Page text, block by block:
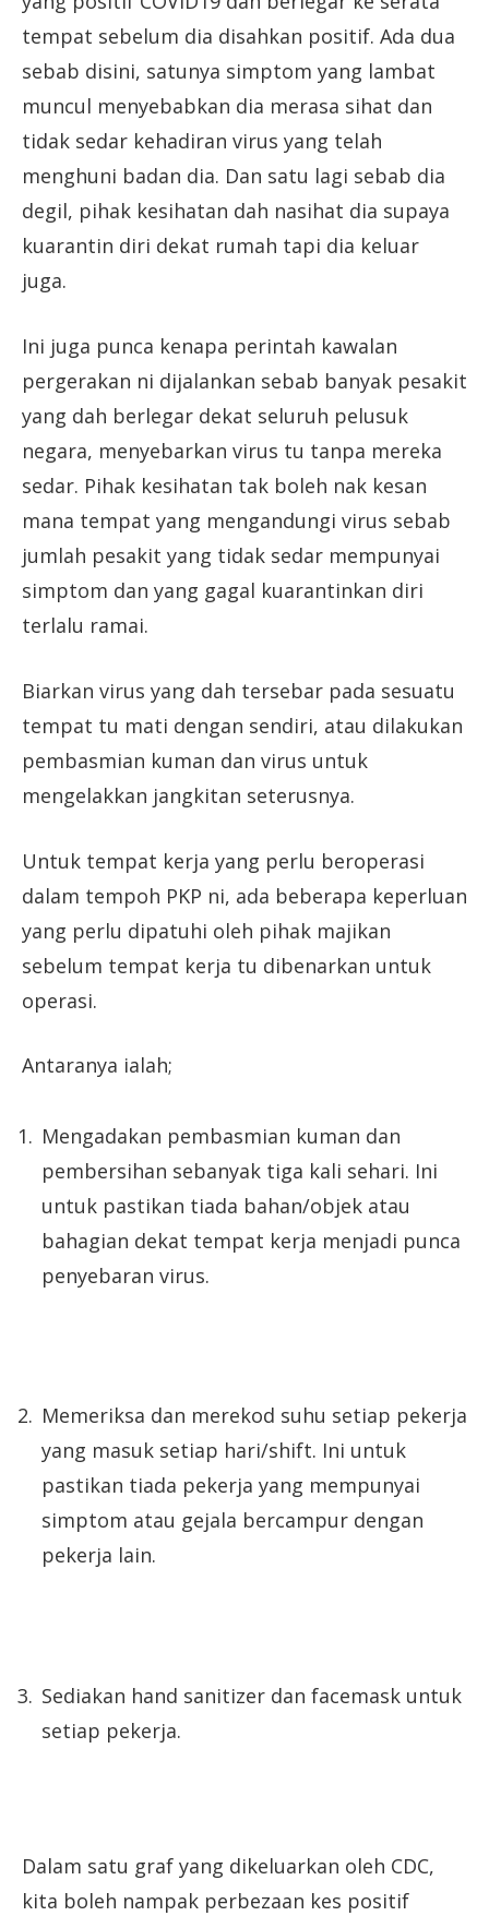
tempat sebelum dia disahkan positif. Ada dua
sebab disini, satunya simptom yang lambat
muncul menyebabkan dia merasa sihat dan
tidak sedar kehadiran virus yang telah
menghuni badan dia. Dan satu lagi sebab dia
degil, pihak kesihatan dah nasihat dia supaya
kuarantin diri dekat rumah tapi dia keluar
juga.
Ini juga punca kenapa perintah kawalan
pergerakan ni dijalankan sebab banyak pesakit
yang dah berlegar dekat seluruh pelusuk
negara, menyebarkan virus tu tanpa mereka
sedar. Pihak kesihatan tak boleh nak kesan
mana tempat yang mengandungi virus sebab
jumlah pesakit yang tidak sedar mempunyai
simptom dan yang gagal kuarantinkan diri
terlalu ramai.
Biarkan virus yang dah tersebar pada sesuatu
tempat tu mati dengan sendiri, atau dilakukan
pembasmian kuman dan virus untuk
mengelakkan jangkitan seterusnya.
Untuk tempat kerja yang perlu beroperasi
dalam tempoh PKP ni, ada beberapa keperluan
yang perlu dipatuhi oleh pihak majikan
sebelum tempat kerja tu dibenarkan untuk
operasi.
Antaranya ialah;
Mengadakan pembasmian kuman dan
pembersihan sebanyak tiga kali sehari. Ini
untuk pastikan tiada bahan/objek atau
bahagian dekat tempat kerja menjadi punca
penyebaran virus.
Memeriksa dan merekod suhu setiap pekerja
yang masuk setiap hari/shift. Ini untuk
pastikan tiada pekerja yang mempunyai
simptom atau gejala bercampur dengan
pekerja lain.
Sediakan hand sanitizer dan facemask untuk
setiap pekerja.
Dalam satu graf yang dikeluarkan oleh CDC,
kita boleh nampak perbezaan kes positif